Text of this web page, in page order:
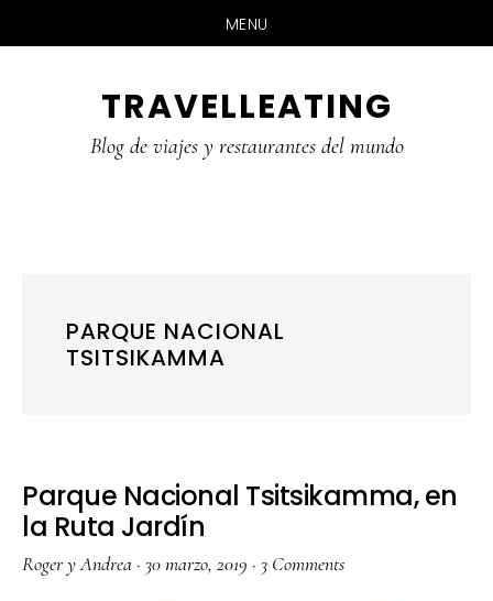
MENU
TRAVELLEATING
Blog de viajes y restaurantes del mundo
PARQUE NACIONAL
TSITSIKAMMA
Parque Nacional Tsitsikamma, en
la Ruta Jardín
Roger y Andrea · 30 marzo, 2019 · 3 Comments